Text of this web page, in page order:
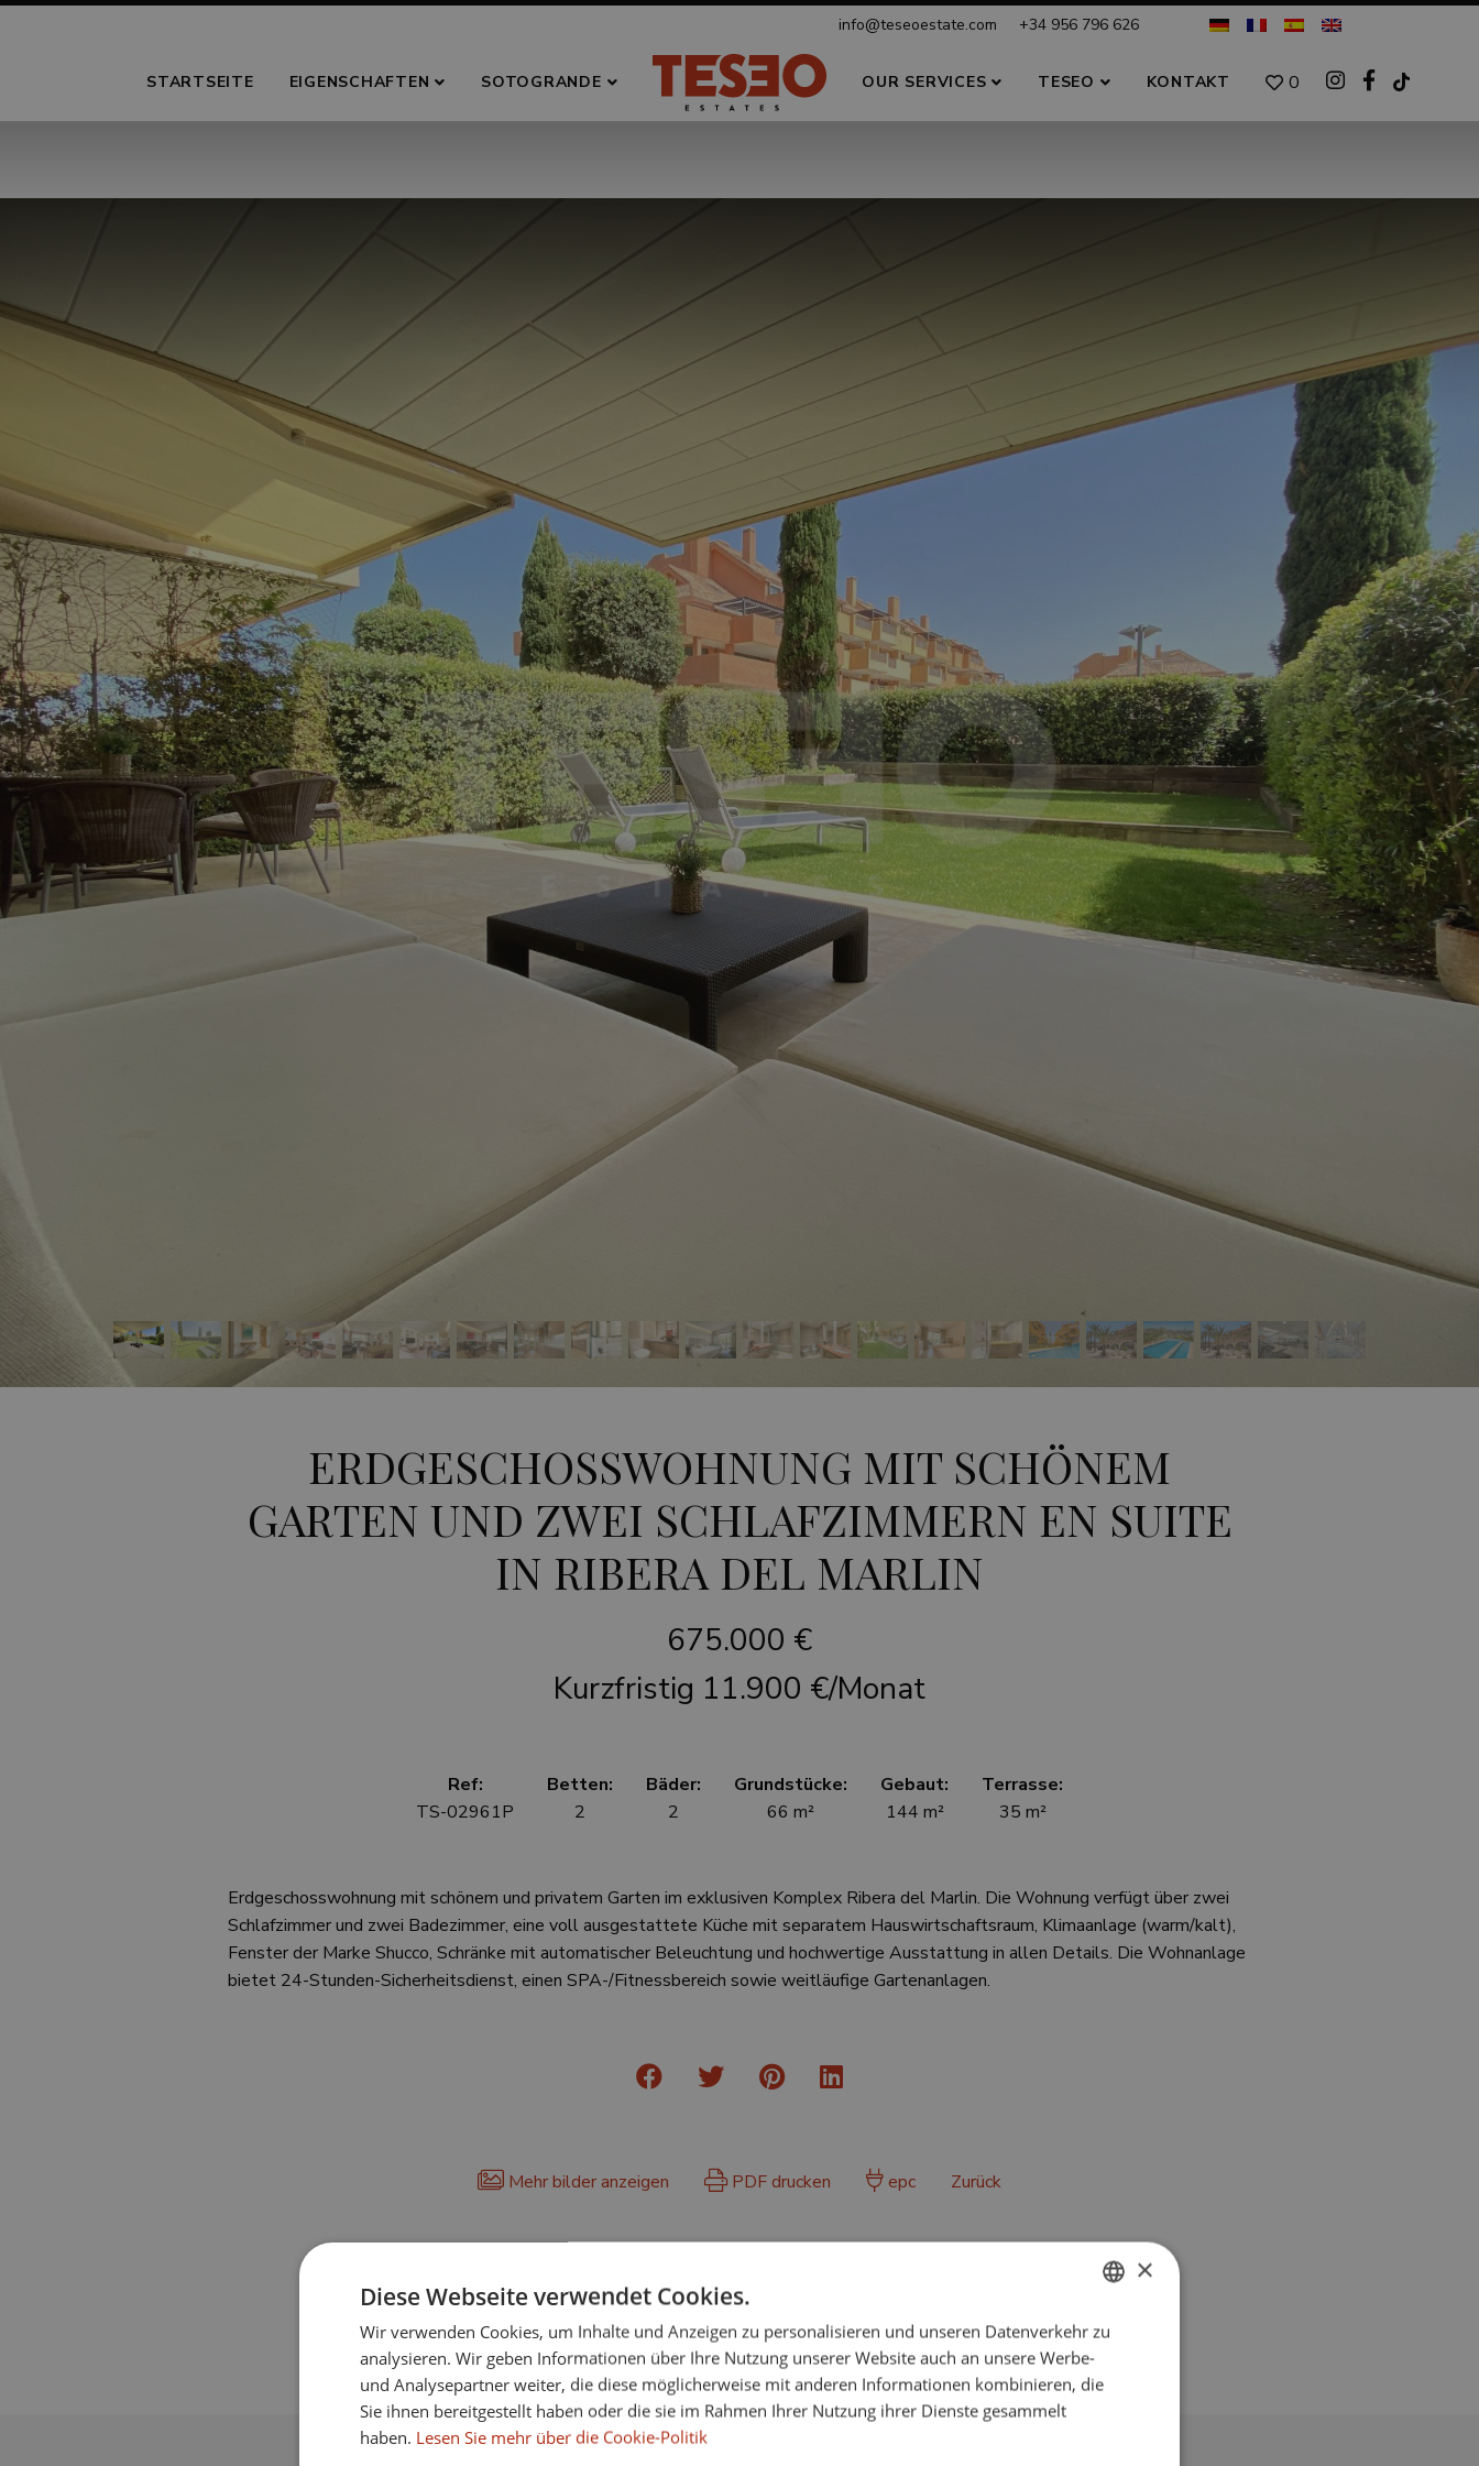
info@teseoestate.com +34 956 796 626
0
STARTSEITE EIGENSCHAFTEN SOTOGRANDE OUR SERVICES TESEO KONTAKT
ERDGESCHOSSWOHNUNG MIT SCHÖNEM
GARTEN UND ZWEI SCHLAFZIMMERN EN SUITE
IN RIBERA DEL MARLIN
675.000 €
Kurzfristig 11.900 €/Monat
Ref:
TS-02961P
Betten:
2
Bäder:
2
Grundstücke:
66 m²
Gebaut:
144 m²
Terrasse:
35 m²
Erdgeschosswohnung mit schönem und privatem Garten im exklusiven Komplex Ribera del Marlin. Die Wohnung verfügt über zwei
Schlafzimmer und zwei Badezimmer, eine voll ausgestattete Küche mit separatem Hauswirtschaftsraum, Klimaanlage (warm/kalt),
Fenster der Marke Shucco, Schränke mit automatischer Beleuchtung und hochwertige Ausstattung in allen Details. Die Wohnanlage
bietet 24-Stunden-Sicherheitsdienst, einen SPA-/Fitnessbereich sowie weitläufige Gartenanlagen.
Mehr bilder anzeigen PDF drucken epc Zurück
komm. Gebühren:
436 € / monat
156 € / jahr
Grundsteuer:
793 € / jahr
ENGLISH
SPANISH
×
Diese Webseite verwendet Cookies.
Wir verwenden Cookies, um Inhalte und Anzeigen zu personalisieren und unseren Datenverkehr zu
analysieren. Wir geben Informationen über Ihre Nutzung unserer Website auch an unsere Werbe-
und Analysepartner weiter, die diese möglicherweise mit anderen Informationen kombinieren, die
Sie ihnen bereitgestellt haben oder die sie im Rahmen Ihrer Nutzung ihrer Dienste gesammelt
haben. Lesen Sie mehr über die Cookie-Politik